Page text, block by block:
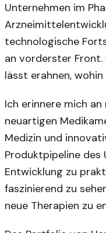
Unternehmen im
technologische
an vorderster
lässt erahnen,
Ich erinnere mich
neuartigen
Medizin und
Produktpipeline des
Entwicklung zu
faszinierend zu
neue Therapien zu